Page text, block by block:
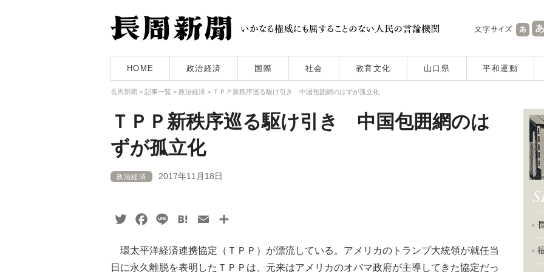
HOME 政治経済 国際 社会 教育文化 山口県 平和運動
長周新聞 > 記事一覧 > 政治経済 > ＴＰＰ新秩序巡る駆け引き 中国包囲網のはずが孤立化
ＴＰＰ新秩序巡る駆け引き 中国包囲網のは
ずが孤立化
政治経済 2017年11月18日
TwitterFacebook
Line HatenaEmail
環太平洋経済連携協定（ＴＰＰ）が漂流している。アメリカのトランプ大統領が就任当
日に永久離脱を表明したＴＰＰは、元来はアメリカのオバマ政府が主導してきた協定だっ